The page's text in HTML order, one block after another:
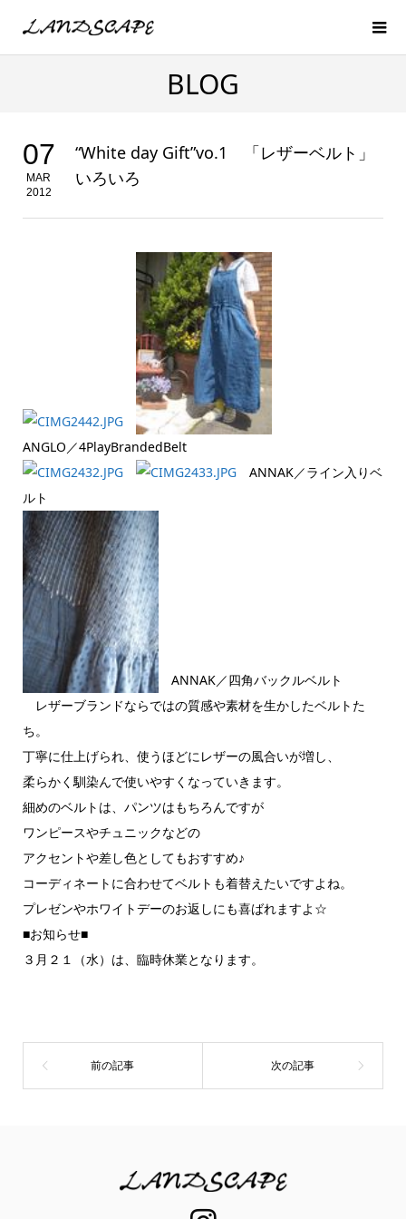
BLOG
07
MAR
2012
“White day Gift”vo.1 「レザーベルト」
いろいろ
ANGLO／4PlayBrandedBelt
ANNAK／ライン入りベ
ルト
ANNAK／四角バックルベルト
レザーブランドならではの質感や素材を生かしたベルトた
ち。
丁寧に仕上げられ、使うほどにレザーの風合いが増し、
柔らかく馴染んで使いやすくなっていきます。
細めのベルトは、パンツはもちろんですが
ワンピースやチュニックなどの
アクセントや差し色としてもおすすめ♪
コーディネートに合わせてベルトも着替えたいですよね。
プレゼンやホワイトデーのお返しにも喜ばれますよ☆
■お知らせ■
３月２１（水）は、臨時休業となります。